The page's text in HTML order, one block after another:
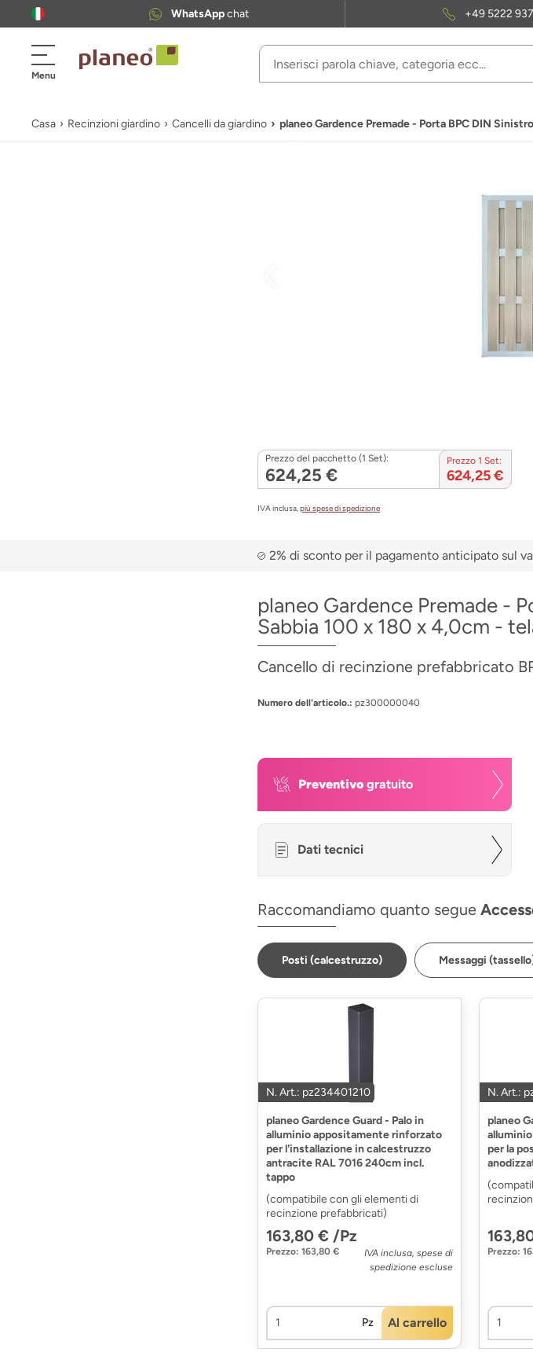
WhatsAppchat +49 5222
Menu
Casa Recinzioni giardino Cancelli da giardino planeo Gardence Premade - Porta BPC DIN
Prezzo del pacchetto (1 Set):
624,25 €
Prezzo 1 Set:
624,25 €
IVA inclusa,più spese di spedizione
2% di sconto per il pagamento anticipato sul
planeo Gardence Premade -
Sabbia 100 x 180 x 4,0cm -
Cancello di recinzione prefabbricato
Numero dell'articolo.: pz300000040
Preventivo gratuito
Dati tecnici
Raccomandiamo quanto segue
Posti (calcestruzzo) Messaggi
N. Art.: pz234401210
planeo Gardence Guard - Palo in
alluminio appositamente rinforzato
per l'installazione in calcestruzzo
antracite RAL 7016 240cm incl.
tappo
(compatibile con gli elementi di
recinzione prefabbricati)
163,80 € /Pz
Prezzo: 163,80 €
IVA inclusa, spese di
spedizione escluse
Pz Al carrello
N. Art.:
planeo
per la
Prezzo: